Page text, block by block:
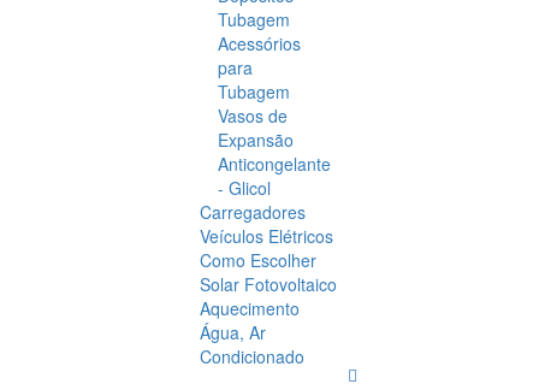
Tubagem
Acessórios
para
Tubagem
Vasos de
Expansão
Anticongelante
- Glicol
Carregadores
Veículos Elétricos
Como Escolher
Solar Fotovoltaico
Aquecimento
Água, Ar
Condicionado